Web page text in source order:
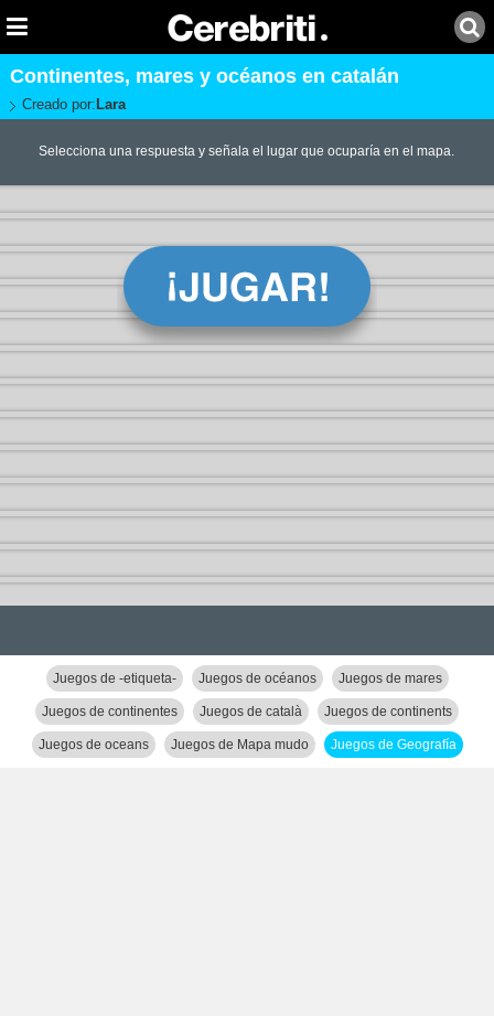
Continentes, mares y océanos en catalán
Creado por: Lara
Selecciona una respuesta y señala el lugar que ocuparía en el mapa.
Juegos de -etiqueta- Juegos de océanos Juegos de mares
Juegos de continentes Juegos de català Juegos de continents
Juegos de oceans Juegos de Mapa mudo Juegos de Geografía